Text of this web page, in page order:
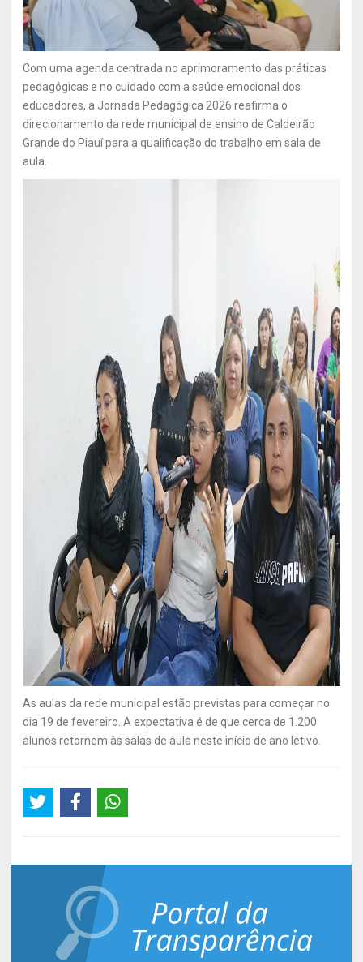
Com uma agenda centrada no aprimoramento das práticas
pedagógicas e no cuidado com a saúde emocional dos
educadores, a Jornada Pedagógica 2026 reafirma o
direcionamento da rede municipal de ensino de Caldeirão
Grande do Piauí para a qualificação do trabalho em sala de
aula.
As aulas da rede municipal estão previstas para começar no
dia 19 de fevereiro. A expectativa é de que cerca de 1.200
alunos retornem às salas de aula neste início de ano letivo.